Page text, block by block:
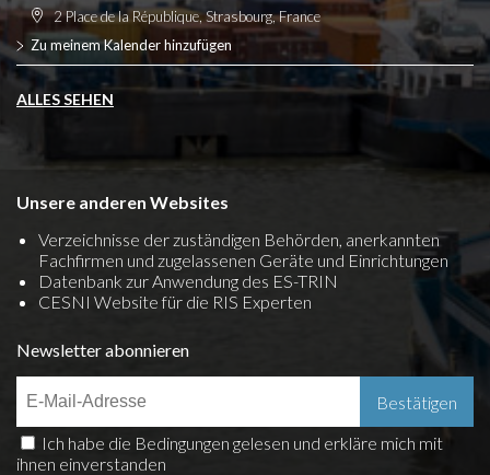
2 Place de la République, Strasbourg, France
Zu meinem Kalender hinzufügen
ALLES SEHEN
Unsere anderen Websites
Verzeichnisse der zuständigen Behörden, anerkannten
Fachfirmen und zugelassenen Geräte und Einrichtungen
Datenbank zur Anwendung des ES-TRIN
CESNI Website für die RIS Experten
Newsletter abonnieren
Ich habe die Bedingungen gelesen und erkläre mich mit
ihnen einverstanden